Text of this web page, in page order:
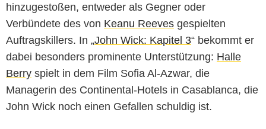
hinzugestoßen, entweder als Gegner oder
Verbündete des von Keanu Reeves gespielten
Auftragskillers. In „John Wick: Kapitel 3“ bekommt er
dabei besonders prominente Unterstützung: Halle
Berry spielt in dem Film Sofia Al-Azwar, die
Managerin des Continental-Hotels in Casablanca, die
John Wick noch einen Gefallen schuldig ist.